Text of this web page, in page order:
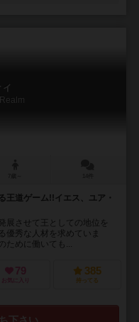
王道ゲーム!!イエス、ユア・
展させて王としての地位を
優秀な人材を求めていま
ために働いても...
79
お気に入り
385
持ってる
下さい